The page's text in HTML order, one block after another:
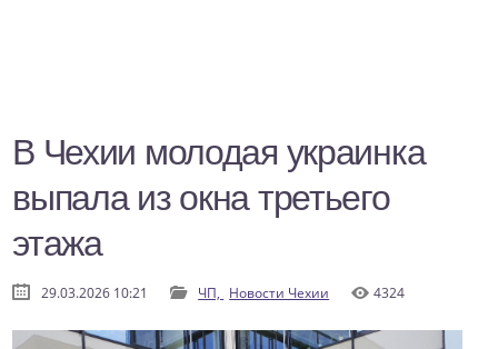
В Чехии молодая украинка
выпала из окна третьего
этажа
29.03.2026 10:21 ЧП, Новости Чехии 4324